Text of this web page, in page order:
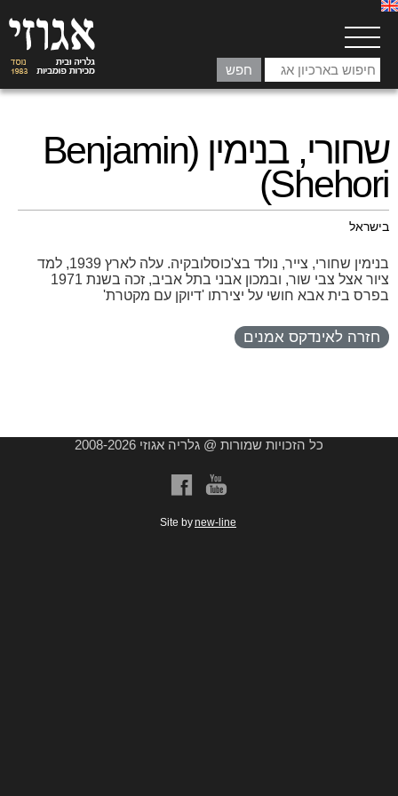
שחורי, בנימין (Benjamin
Shehori)
בישראל
בנימין שחורי, צייר, נולד בצ'כוסלובקיה. עלה לארץ 1939, למד
ציור אצל צבי שור, ובמכון אבני בתל אביב, זכה בשנת 1971
בפרס בית אבא חושי על יצירתו 'דיוקן עם מקטרת'
חזרה לאינדקס אמנים
כל הזכויות שמורות @ גלריה אגוזי 2008-2026
a b
Site bynew-line